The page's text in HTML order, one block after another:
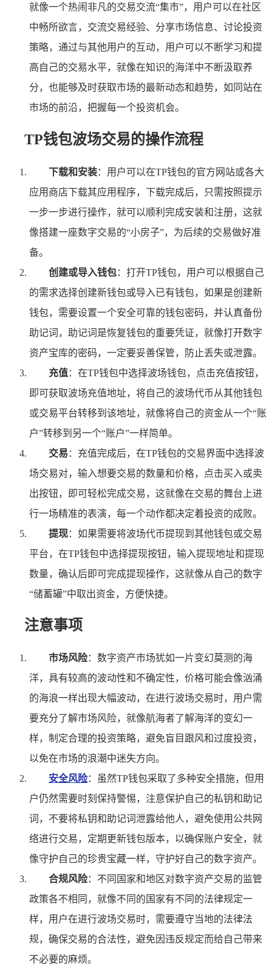
就像一个热闹非凡的交易交流“集市”，用户可以在社区
中畅所欲言，交流交易经验、分享市场信息、讨论投资
策略，通过与其他用户的互动，用户可以不断学习和提
高自己的交易水平，就像在知识的海洋中不断汲取养
分，也能够及时获取市场的最新动态和趋势，如同站在
市场的前沿，把握每一个投资机会。
TP钱包波场交易的操作流程
下载和安装：用户可以在TP钱包的官方网站或各大
应用商店下载其应用程序，下载完成后，只需按照提示
一步一步进行操作，就可以顺利完成安装和注册，这就
像搭建一座数字交易的“小房子”，为后续的交易做好准
备。
创建或导入钱包：打开TP钱包，用户可以根据自己
的需求选择创建新钱包或导入已有钱包，如果是创建新
钱包，需要设置一个安全可靠的钱包密码，并认真备份
助记词，助记词是恢复钱包的重要凭证，就像打开数字
资产宝库的密码，一定要妥善保管，防止丢失或泄露。
充值：在TP钱包中选择波场钱包，点击充值按钮，
即可获取波场充值地址，将自己的波场代币从其他钱包
或交易平台转移到该地址，就像将自己的资金从一个“账
户”转移到另一个“账户”一样简单。
交易 ：充值完成后，在TP钱包的交易界面中选择波
场交易对，输入想要交易的数量和价格，点击买入或卖
出按钮，即可轻松完成交易，这就像在交易的舞台上进
行一场精准的表演，每一个动作都决定着投资的成败。
提现：如果需要将波场代币提现到其他钱包或交易
平台，在TP钱包中选择提现按钮，输入提现地址和提现
数量，确认后即可完成提现操作，这就像从自己的数字
“储蓄罐”中取出资金，方便快捷。
注意事项
市场风险：数字资产市场犹如一片变幻莫测的海
洋，具有较高的波动性和不确定性，价格可能会像汹涌
的海浪一样出现大幅波动，在进行波场交易时，用户需
要充分了解市场风险，就像航海者了解海洋的变幻一
样，制定合理的投资策略，避免盲目跟风和过度投资，
以免在市场的浪潮中迷失方向。
安全风险：虽然TP钱包采取了多种安全措施，但用
户仍然需要时刻保持警惕，注意保护自己的私钥和助记
词，不要将私钥和助记词泄露给他人，避免使用公共网
络进行交易，定期更新钱包版本，以确保账户安全，就
像守护自己的珍贵宝藏一样，守护好自己的数字资产。
合规风险：不同国家和地区对数字资产交易的监管
政策各不相同，就像不同的国家有不同的法律规定一
样，用户在进行波场交易时，需要遵守当地的法律法
规，确保交易的合法性，避免因违反规定而给自己带来
不必要的麻烦。